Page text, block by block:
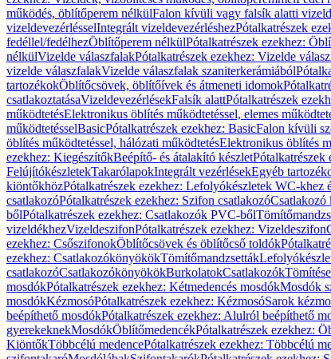
működés, öblítőperem nélkülFalon kívüli vagy falsík alatti
vizeldevezérlésselIntegrált vizeldevezérléshezPótalkatrészek
fedéllel/fedélhezÖblítőperem nélkülPótalkatrészek ezekhez:
nélkülVizelde válaszfalakPótalkatrészek ezekhez: Vizelde
vizelde válaszfalakVizelde válaszfalak szaniterkerámiából
tartozékokÖblítőcsövek, öblítőívek és átmeneti idomok
csatlakoztatásaVizeldevezérlésekFalsík alattPótalkatrészek
működtetésElektronikus öblítés működtetéssel, elemes
működtetésselBasicPótalkatrészek ezekhez: BasicFalon kívüli
öblítés működtetéssel, hálózati működtetésElektronikus öblítés
ezekhez: KiegészítőkBeépítő- és átalakító készletPótalkatrészek
FelújítókészletekTakarólapokIntegrált vezérlésekEgyéb
kiöntőkhözPótalkatrészek ezekhez: Lefolyókészletek WC-khez
csatlakozóPótalkatrészek ezekhez: Szifon csatlakozóCsatlakozó
bőlPótalkatrészek ezekhez: Csatlakozók PVC-ből
vizeldékhezVizeldeszifonPótalkatrészek ezekhez: Vizeldeszifon
ezekhez: CsőszifonokÖblítőcsövek és öblítőcső toldók
ezekhez: CsatlakozókönyökökTömítőmandzsetták
csatlakozóCsatlakozókönyökökBurkolatokCsatlakozók
mosdókPótalkatrészek ezekhez: Kétmedencés mosdókMosdók
mosdókKézmosóPótalkatrészek ezekhez: KézmosóSarok
beépíthető mosdókPótalkatrészek ezekhez: Alulról beépíthető
gyerekeknekMosdókÖblítőmedencékPótalkatrészek ezekhez:
KiöntőkTöbbcélú medencePótalkatrészek ezekhez: Többcélú